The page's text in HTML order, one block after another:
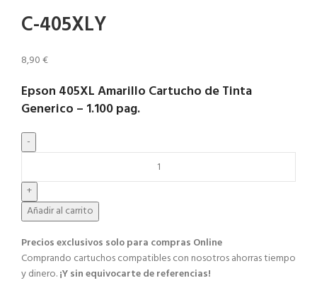
C-405XLY
8,90€
Epson 405XL Amarillo Cartucho de Tinta
Generico – 1.100 pag.
Añadir al carrito
Precios exclusivos solo para compras Online​
Comprando cartuchos compatibles con nosotros ahorras tiempo
y dinero.¡Y sin equivocarte de referencias!